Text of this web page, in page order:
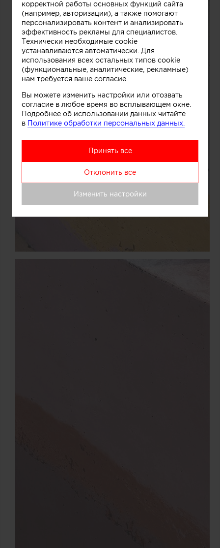
корректной работы основных функций сайта
(например, авторизации), а также помогают
персонализировать контент и анализировать
эффективность рекламы для специалистов.
Технически необходимые cookie
устанавливаются автоматически. Для
использования всех остальных типов cookie
(функциональные, аналитические, рекламные)
нам требуется ваше согласие.
Вы можете изменить настройки или отозвать
согласие в любое время во всплывающем окне.
Подробнее об использовании данных читайте
в Политике обработки персональных данных.
Принять все
Отклонить все
Изменить настройки